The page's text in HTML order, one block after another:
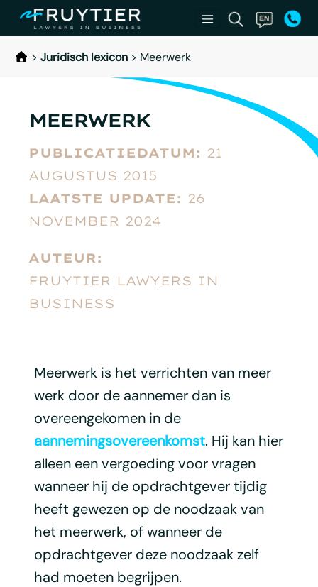
> Juridisch lexicon > Meerwerk
MEERWERK
PUBLICATIEDATUM: 21
AUGUSTUS 2015
LAATSTE UPDATE: 26
NOVEMBER 2024
AUTEUR:
FRUYTIER LAWYERS IN
BUSINESS
Meerwerk is het verrichten van meer
werk door de aannemer dan is
overeengekomen in de
aannemingsovereenkomst. Hij kan hier
alleen een vergoeding voor vragen
wanneer hij de opdrachtgever tijdig
heeft gewezen op de noodzaak van
het meerwerk, of wanneer de
opdrachtgever deze noodzaak zelf
had moeten begrijpen.